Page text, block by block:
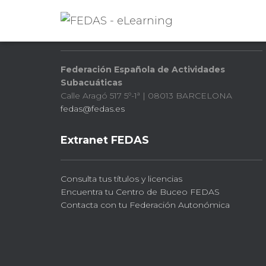
Federación Española de Actividades
Subacuáticas
Calle Aragó 517 5º-1ª | 08013 BARCELONA
fedas@fedas.es
Extranet FEDAS
Consulta tus títulos y licencias
Encuentra tu Centro de Buceo FEDAS
Contacta con tu Federación Autonómica